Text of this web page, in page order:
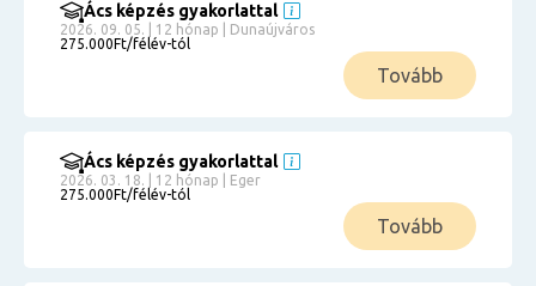
Ács képzés gyakorlattal
2026. 09. 05. | 12 hónap | Dunaújváros
275.000Ft/félév-tól
Tovább
Ács képzés gyakorlattal
2026. 03. 18. | 12 hónap | Eger
275.000Ft/félév-tól
Tovább